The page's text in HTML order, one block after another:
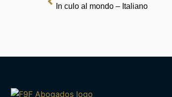
In culo al mondo – Italiano